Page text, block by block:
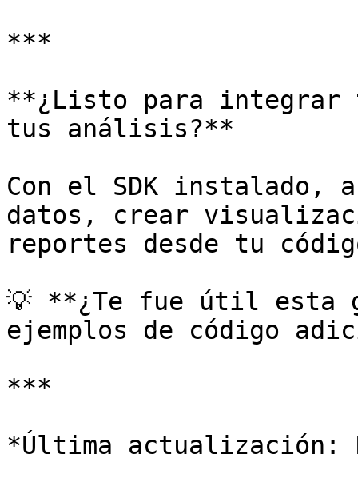
***
**¿Listo para integrar
tus análisis?**
Con el SDK instalado,
datos, crear
reportes desde tu
💡 **¿Te fue útil esta
ejemplos de código
***